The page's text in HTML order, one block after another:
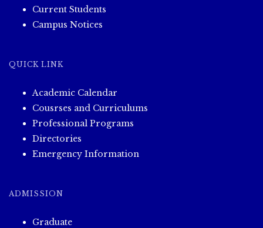
Current Students
Campus Notices
QUICK LINK
Academic Calendar
Cousrses and Curriculums
Professional Programs
Directories
Emergency Information
ADMISSION
Graduate